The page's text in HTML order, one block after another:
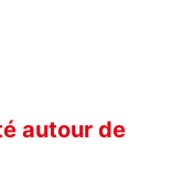
autour de